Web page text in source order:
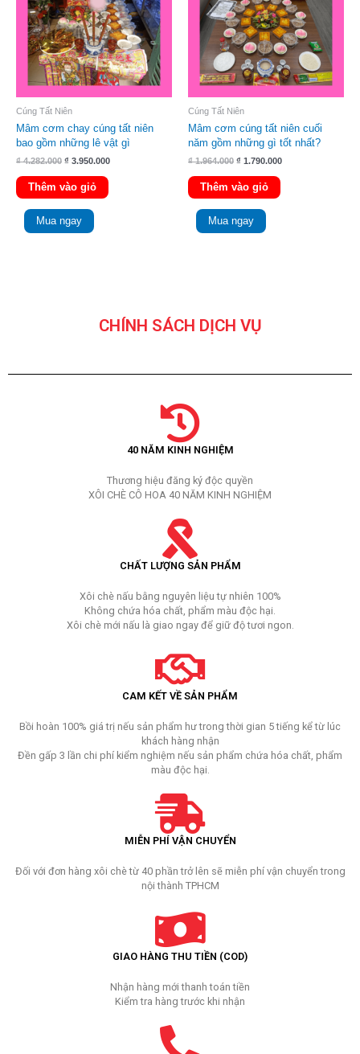
Cúng Tất Niên
Mâm cơm chay cúng tất niên
bao gồm những lê vật gì
₫4.282.000 ₫ 3.950.000
Thêm vào giỏ
Mua ngay
Cúng Tất Niên
Mâm cơm cúng tất niên cuối
năm gồm những gì tốt nhất?
₫1.964.000 ₫ 1.790.000
Thêm vào giỏ
Mua ngay
CHÍNH SÁCH DỊCH VỤ
40 NĂM KINH NGHIỆM
Thương hiệu đăng ký độc quyền
XÔI CHÈ CÔ HOA 40 NĂM KINH NGHIỆM
CHẤT LƯỢNG SẢN PHẨM
Xôi chè nấu bằng nguyên liệu tự nhiên 100%
Không chứa hóa chất, phẩm màu độc hại.
Xôi chè mới nấu là giao ngay để giữ độ tươi ngon.
CAM KẾT VỀ SẢN PHẨM
Bồi hoàn 100% giá trị nếu sản phẩm hư trong thời gian 5 tiếng kể từ lúc
khách hàng nhận
Đền gấp 3 lần chi phí kiểm nghiệm nếu sản phẩm chứa hóa chất, phẩm
màu độc hại.
MIỄN PHÍ VẬN CHUYỂN
Đối với đơn hàng xôi chè từ 40 phần trở lên sẽ miễn phí vận chuyển trong
nội thành TPHCM
GIAO HÀNG THU TIỀN (COD)
Nhận hàng mới thanh toán tiền
Kiểm tra hàng trước khi nhận